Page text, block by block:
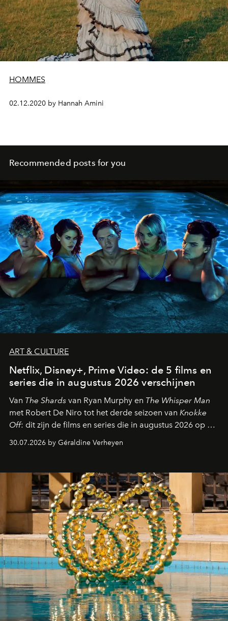
HOMMES
02.12.2020 by Hannah Amini
Recommended posts for you
ART & CULTURE
Netflix, Disney+, Prime Video: de 5 films en
series die in augustus 2026 verschijnen
Van The Shards van Ryan Murphy en The Whisper Man
met Robert De Niro tot het derde seizoen van Knokke
Off: dit zijn de films en series die in augustus 2026 op de
streamingplatformen verschijnen.
30.07.2026 by Géraldine Verheyen